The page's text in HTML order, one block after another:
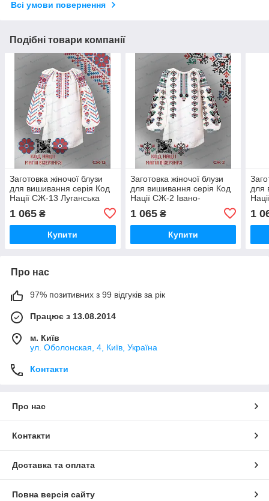
Всі умови повернення
Подібні товари компанії
Заготовка жіночої блузи
для вишивання серія Код
Нації СЖ-13 Луганська
1 065 ₴
Купити
Заготовка жіночої блузи
для вишивання серія Код
Нації СЖ-2 Івано-
1 065₴
Купити
для
1
Про нас
97% позитивних з 99 відгуків за рік
Працює з 13.08.2014
м. Київ
ул. Оболонская, 4, Київ, Україна
Контакти
Про нас
Контакти
Доставка та оплата
Повна версія сайту